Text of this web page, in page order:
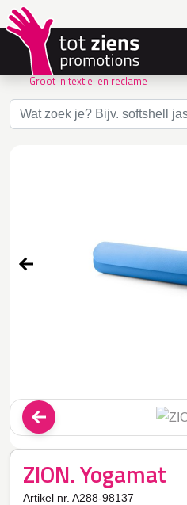
Groot in textiel en reclame
ZION. Yogamat
Artikel nr. A288-98137